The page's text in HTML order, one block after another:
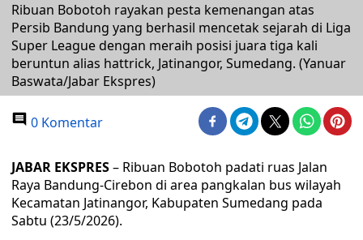
Ribuan Bobotoh rayakan pesta kemenangan atas
Persib Bandung yang berhasil mencetak sejarah di Liga
Super League dengan meraih posisi juara tiga kali
beruntun alias hattrick, Jatinangor, Sumedang. (Yanuar
Baswata/Jabar Ekspres)
0 Komentar
JABAR EKSPRES– Ribuan Bobotoh padati ruas Jalan
Raya Bandung-Cirebon di area pangkalan bus wilayah
Kecamatan Jatinangor, Kabupaten Sumedang pada
Sabtu (23/5/2026).